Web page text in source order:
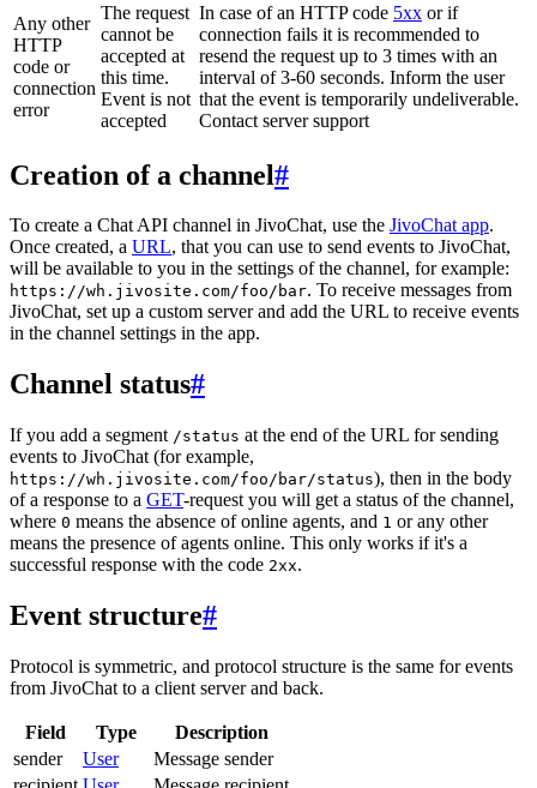
Any other
HTTP
code or
connection
error
The request
cannot be
accepted at
this time.
Event is not
accepted
In case of an HTTP code 5xx or if
connection fails it is recommended to
resend the request up to 3 times with an
interval of 3-60 seconds. Inform the user
that the event is temporarily undeliverable.
Contact server support
Creation of a channel#
To create a Chat API channel in JivoChat, use the JivoChat app.
Once created, a URL, that you can use to send events to JivoChat,
will be available to you in the settings of the channel, for example:
https://wh.jivosite.com/foo/bar. To receive messages from
JivoChat, set up a custom server and add the URL to receive events
in the channel settings in the app.
Channel status#
If you add a segment /status at the end of the URL for sending
events to JivoChat (for example,
https://wh.jivosite.com/foo/bar/status), then in the body
of a response to a GET-request you will get a status of the channel,
where 0 means the absence of online agents, and 1 or any other
means the presence of agents online. This only works if it's a
successful response with the code 2xx.
Event structure#
Protocol is symmetric, and protocol structure is the same for events
from JivoChat to a client server and back.
Field Type
Description
sender
User
Message sender